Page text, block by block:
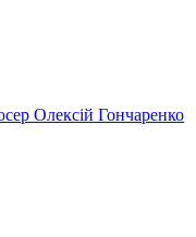
Олексій Гончаренко